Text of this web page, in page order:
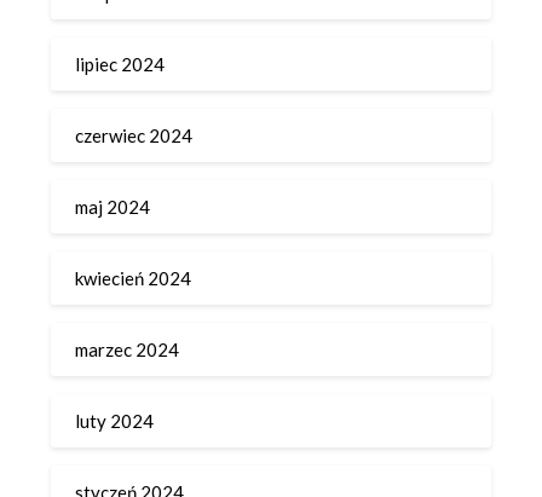
lipiec 2024
czerwiec 2024
maj 2024
kwiecień 2024
marzec 2024
luty 2024
styczeń 2024